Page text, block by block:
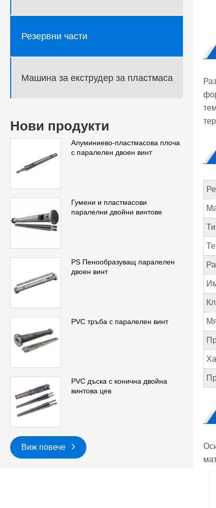
Резервни части
Машина за екструдер за пластмаса
Нови продукти
Алуминиево-пластмасова плоча
с паралелен двоен винт
Гумени и пластмасови
паралелни двойни винтове
PS Пенообразуващ паралелен
двоен винт
PVC тръба с паралелен винт
PVC дъска с конична двойна
винтова цев
Виж повече